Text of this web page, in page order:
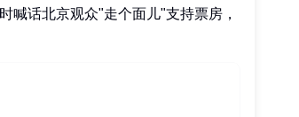
喊话北京观众"走个面儿"支持票房，